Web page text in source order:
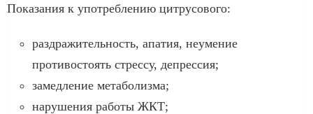
Показания к употреблению цитрусового:
раздражительность, апатия, неумение
противостоять стрессу, депрессия;
замедление метаболизма;
нарушения работы ЖКТ;